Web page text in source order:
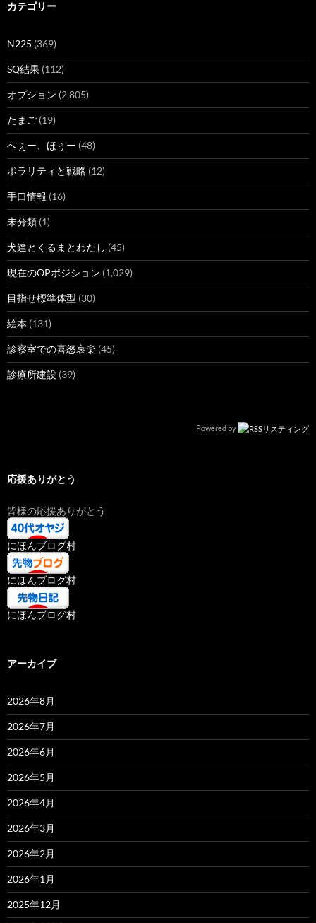
カテゴリー
N225 (369)
SQ結果 (112)
オプション (2,805)
たまご (19)
へぇー、ほぅー (48)
ボラリティと戦略 (12)
手口情報 (16)
未分類 (1)
犬達とくるまとわたし (45)
現在のOPポジション (1,029)
目指せ標準体型 (30)
絵本 (131)
診察室での喜怒哀楽 (45)
診療所建設 (39)
Powered by
応援ありがとう
皆様の応援ありがとう
にほんブログ村
にほんブログ村
にほんブログ村
アーカイブ
2026年8月
2026年7月
2026年6月
2026年5月
2026年4月
2026年3月
2026年2月
2026年1月
2025年12月